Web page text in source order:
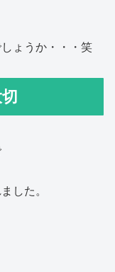
ょうか・・・笑
した。